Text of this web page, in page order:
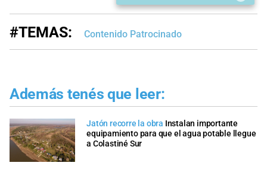
#TEMAS: Contenido Patrocinado
Además tenés que leer:
Jatón recorre la obra Instalan importante
equipamiento para que el agua potable llegue
a Colastiné Sur